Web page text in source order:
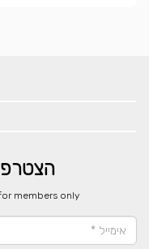
members only